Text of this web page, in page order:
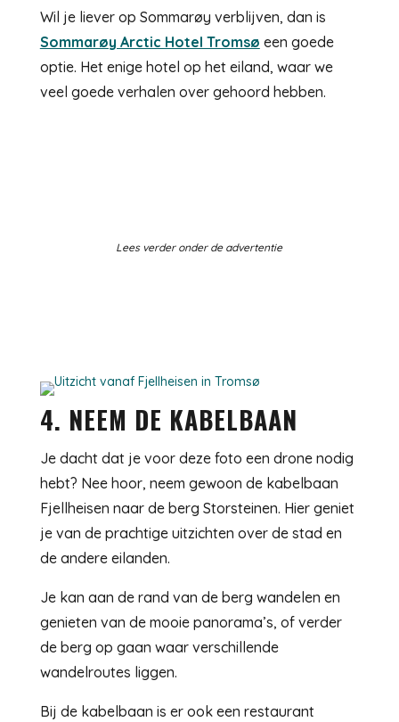
Wil je liever op Sommarøy verblijven, dan is
Sommarøy Arctic Hotel Tromsø een goede
optie. Het enige hotel op het eiland, waar we
veel goede verhalen over gehoord hebben.
Lees verder onder de advertentie
4. NEEM DE KABELBAAN
Je dacht dat je voor deze foto een drone nodig
hebt? Nee hoor, neem gewoon de kabelbaan
Fjellheisen naar de berg Storsteinen. Hier geniet
je van de prachtige uitzichten over de stad en
de andere eilanden.
Je kan aan de rand van de berg wandelen en
genieten van de mooie panorama’s, of verder
de berg op gaan waar verschillende
wandelroutes liggen.
Bij de kabelbaan is er ook een restaurant